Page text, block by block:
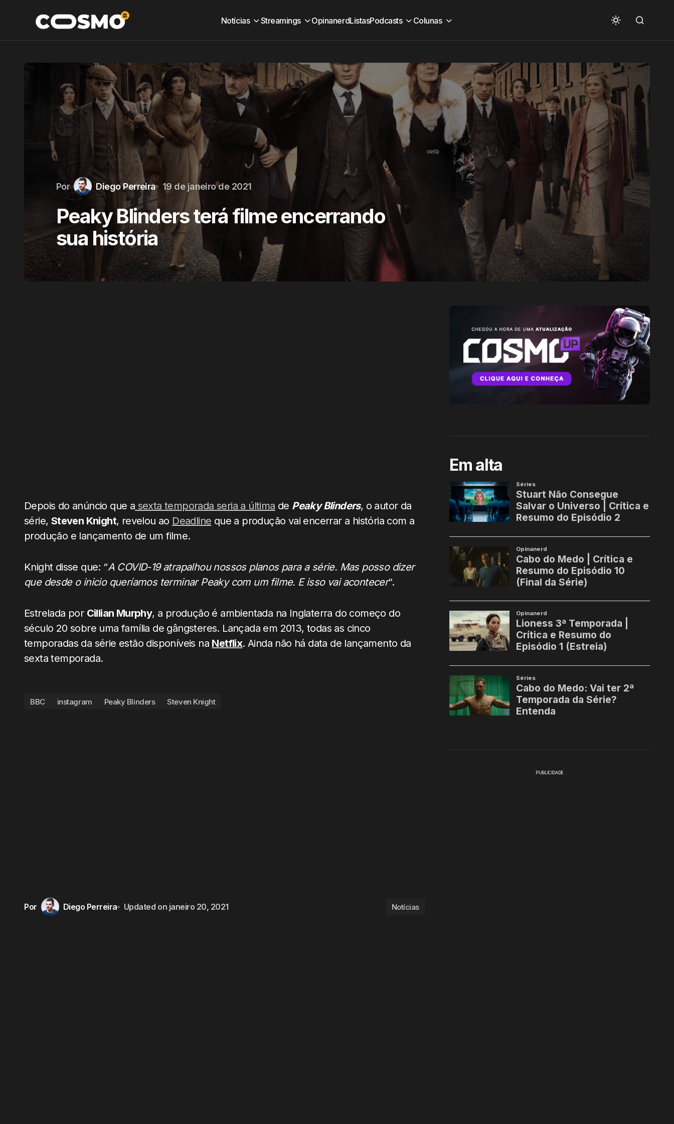
Notícias Streamings OpinanerdListasPodcasts Colunas
Por Diego Perreira 19 de janeiro de 2021
Peaky Blinders terá filme encerrando
sua história
Depois do anúncio que a sexta temporada seria a última de Peaky Blinders, o autor da
série, Steven Knight, revelou ao Deadline que a produção vai encerrar a história com a
produção e lançamento de um filme.
Knight disse que: “A COVID-19 atrapalhou nossos planos para a série. Mas posso dizer
que desde o inicio queríamos terminar Peaky com um filme. E isso vai acontecer“.
Estrelada por Cillian Murphy, a produção é ambientada na Inglaterra do começo do
século 20 sobre uma família de gângsteres. Lançada em 2013, todas as cinco
temporadas da série estão disponíveis na Netflix. Ainda não há data de lançamento da
sexta temporada.
BBC instagram Peaky Blinders Steven Knight
Por Diego Perreira Updated on janeiro 20, 2021 Notícias
Em alta
PUBLICIDADE